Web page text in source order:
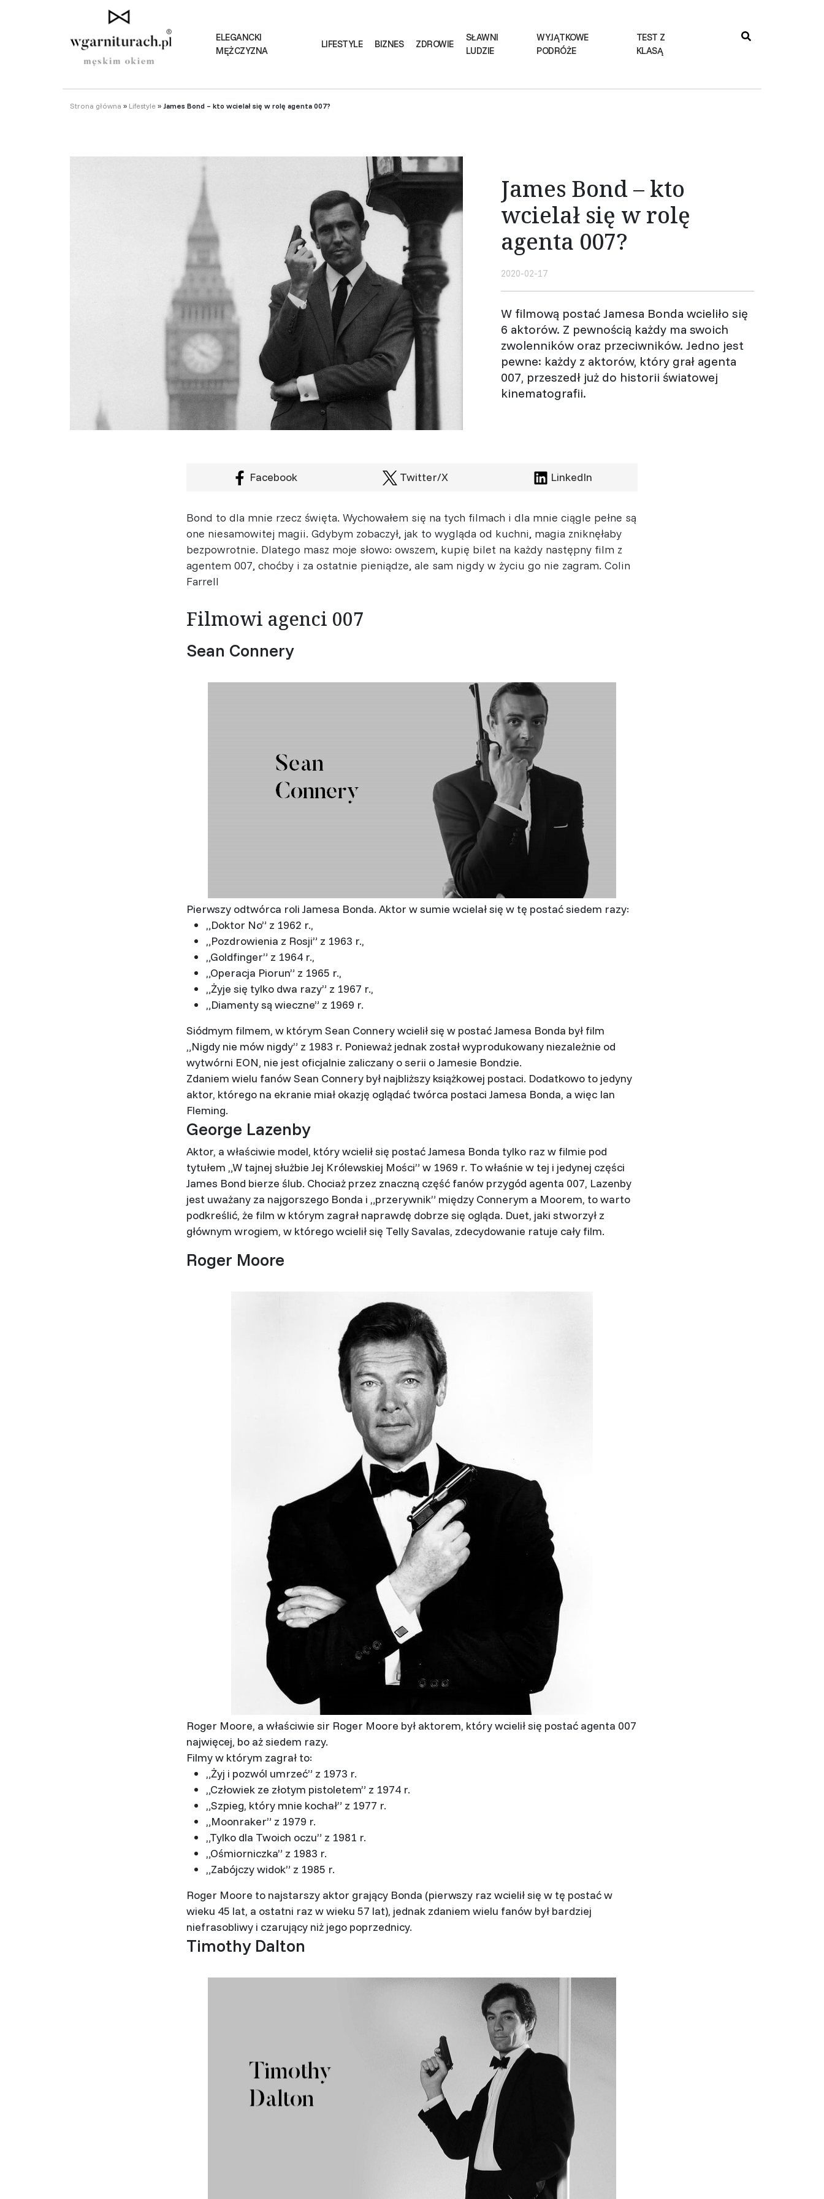
ELEGANCKI
MĘŻCZYZNA
LIFESTYLE BIZNES ZDROWIE
SŁAWNI
LUDZIE
WYJĄTKOWE
PODRÓŻE
TEST Z
KLASĄ
Strona główna » Lifestyle » James Bond – kto wcielał się w rolę agenta 007?
James Bond – kto
wcielał się w rolę
agenta 007?
2020-02-17
W filmową postać Jamesa Bonda wcieliło się
6 aktorów. Z pewnością każdy ma swoich
zwolenników oraz przeciwników. Jedno jest
pewne: każdy z aktorów, który grał agenta
007, przeszedł już do historii światowej
kinematografii.
Facebook Twitter/X LinkedIn
Bond to dla mnie rzecz święta. Wychowałem się na tych filmach i dla mnie ciągle pełne są
one niesamowitej magii. Gdybym zobaczył, jak to wygląda od kuchni, magia zniknęłaby
bezpowrotnie. Dlatego masz moje słowo: owszem, kupię bilet na każdy następny film z
agentem 007, choćby i za ostatnie pieniądze, ale sam nigdy w życiu go nie zagram. Colin
Farrell
Filmowi agenci 007
Sean Connery
Pierwszy odtwórca roli Jamesa Bonda. Aktor w sumie wcielał się w tę postać siedem razy:
„Doktor No” z 1962 r.,
„Pozdrowienia z Rosji” z 1963 r.,
„Goldfinger” z 1964 r.,
„Operacja Piorun” z 1965 r.,
„Żyje się tylko dwa razy” z 1967 r.,
„Diamenty są wieczne” z 1969 r.
Siódmym filmem, w którym Sean Connery wcielił się w postać Jamesa Bonda był film
„Nigdy nie mów nigdy” z 1983 r. Ponieważ jednak został wyprodukowany niezależnie od
wytwórni EON, nie jest oficjalnie zaliczany o serii o Jamesie Bondzie.
Zdaniem wielu fanów Sean Connery był najbliższy książkowej postaci. Dodatkowo to jedyny
aktor, którego na ekranie miał okazję oglądać twórca postaci Jamesa Bonda, a więc Ian
Fleming.
George Lazenby
Aktor, a właściwie model, który wcielił się postać Jamesa Bonda tylko raz w filmie pod
tytułem „W tajnej służbie Jej Królewskiej Mości” w 1969 r. To właśnie w tej i jedynej części
James Bond bierze ślub. Chociaż przez znaczną część fanów przygód agenta 007, Lazenby
jest uważany za najgorszego Bonda i „przerywnik” między Connerym a Moorem, to warto
podkreślić, że film w którym zagrał naprawdę dobrze się ogląda. Duet, jaki stworzył z
głównym wrogiem, w którego wcielił się Telly Savalas, zdecydowanie ratuje cały film.
Roger Moore
Roger Moore, a właściwie sir Roger Moore był aktorem, który wcielił się postać agenta 007
najwięcej, bo aż siedem razy.
Filmy w którym zagrał to:
„Żyj i pozwól umrzeć” z 1973 r.
„Człowiek ze złotym pistoletem” z 1974 r.
„Szpieg, który mnie kochał” z 1977 r.
„Moonraker” z 1979 r.
„Tylko dla Twoich oczu” z 1981 r.
„Ośmiorniczka” z 1983 r.
„Zabójczy widok” z 1985 r.
Roger Moore to najstarszy aktor grający Bonda (pierwszy raz wcielił się w tę postać w
wieku 45 lat, a ostatni raz w wieku 57 lat), jednak zdaniem wielu fanów był bardziej
niefrasobliwy i czarujący niż jego poprzednicy.
Timothy Dalton